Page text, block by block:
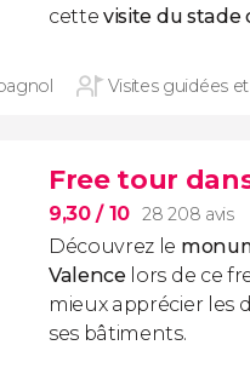
cettevisite du stade
Visites guidées
Free tour
9,30/ 10 28 208 avis
Découvrez le
Valence lors de ce
mieux apprécier les
ses bâtiments.